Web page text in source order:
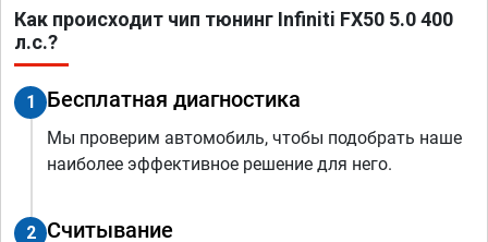
Как происходит чип тюнинг Infiniti FX50 5.0 400
л.с.?
1 Бесплатная диагностика
Мы проверим автомобиль, чтобы подобрать наше
наиболее эффективное решение для него.
2 Считывание